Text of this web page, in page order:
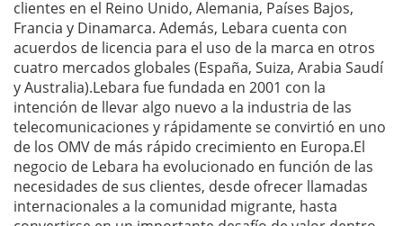
clientes en el Reino Unido, Alemania, Países Bajos,
Francia y Dinamarca. Además, Lebara cuenta con
acuerdos de licencia para el uso de la marca en otros
cuatro mercados globales (España, Suiza, Arabia Saudí
y Australia).Lebara fue fundada en 2001 con la
intención de llevar algo nuevo a la industria de las
telecomunicaciones y rápidamente se convirtió en uno
de los OMV de más rápido crecimiento en Europa.El
negocio de Lebara ha evolucionado en función de las
necesidades de sus clientes, desde ofrecer llamadas
internacionales a la comunidad migrante, hasta